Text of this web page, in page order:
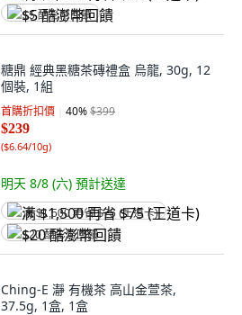
$5 酷澎幣回饋
糖鼎 經典黑糖茶磚禮盒 烏龍, 30g, 12
個裝, 1組
首購折扣價 40%$399
$239
($6.64/10g)
明天 8/8 (六) 預計送達
满 $1,500 再省 $75 (王道卡)
$20 酷澎幣回饋
Ching-E 瀞 有機茶 高山金萱茶,
37.5g, 1盒, 1盒